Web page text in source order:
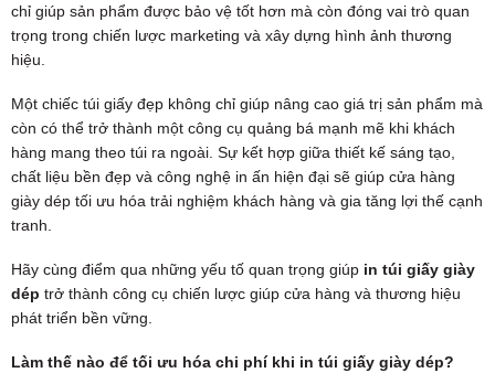
chỉ giúp sản phẩm được bảo vệ tốt hơn mà còn đóng vai trò quan
trọng trong chiến lược marketing và xây dựng hình ảnh thương
hiệu.
Một chiếc túi giấy đẹp không chỉ giúp nâng cao giá trị sản phẩm mà
còn có thể trở thành một công cụ quảng bá mạnh mẽ khi khách
hàng mang theo túi ra ngoài. Sự kết hợp giữa thiết kế sáng tạo,
chất liệu bền đẹp và công nghệ in ấn hiện đại sẽ giúp cửa hàng
giày dép tối ưu hóa trải nghiệm khách hàng và gia tăng lợi thế cạnh
tranh.
Hãy cùng điểm qua những yếu tố quan trọng giúp in túi giấy giày
dép trở thành công cụ chiến lược giúp cửa hàng và thương hiệu
phát triển bền vững.
Làm thế nào để tối ưu hóa chi phí khi in túi giấy giày dép?